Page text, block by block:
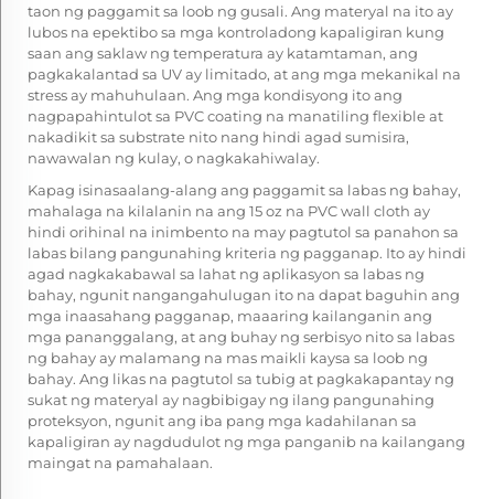
taon ng paggamit sa loob ng gusali. Ang materyal na ito ay
lubos na epektibo sa mga kontroladong kapaligiran kung
saan ang saklaw ng temperatura ay katamtaman, ang
pagkakalantad sa UV ay limitado, at ang mga mekanikal na
stress ay mahuhulaan. Ang mga kondisyong ito ang
nagpapahintulot sa PVC coating na manatiling flexible at
nakadikit sa substrate nito nang hindi agad sumisira,
nawawalan ng kulay, o nagkakahiwalay.
Kapag isinasaalang-alang ang paggamit sa labas ng bahay,
mahalaga na kilalanin na ang 15 oz na PVC wall cloth ay
hindi orihinal na inimbento na may pagtutol sa panahon sa
labas bilang pangunahing kriteria ng pagganap. Ito ay hindi
agad nagkakabawal sa lahat ng aplikasyon sa labas ng
bahay, ngunit nangangahulugan ito na dapat baguhin ang
mga inaasahang pagganap, maaaring kailanganin ang
mga pananggalang, at ang buhay ng serbisyo nito sa labas
ng bahay ay malamang na mas maikli kaysa sa loob ng
bahay. Ang likas na pagtutol sa tubig at pagkakapantay ng
sukat ng materyal ay nagbibigay ng ilang pangunahing
proteksyon, ngunit ang iba pang mga kadahilanan sa
kapaligiran ay nagdudulot ng mga panganib na kailangang
maingat na pamahalaan.